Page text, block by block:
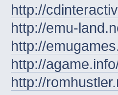
http://
http://emu-
http://
http://
http://